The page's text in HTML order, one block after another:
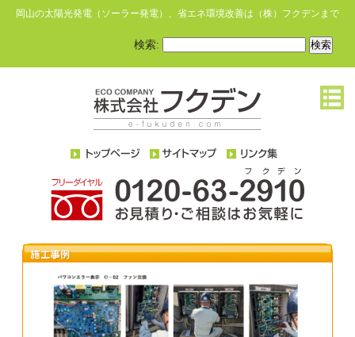
岡山の太陽光発電（ソーラー発電）、省エネ環境改善は（株）フクデンまで
検索: